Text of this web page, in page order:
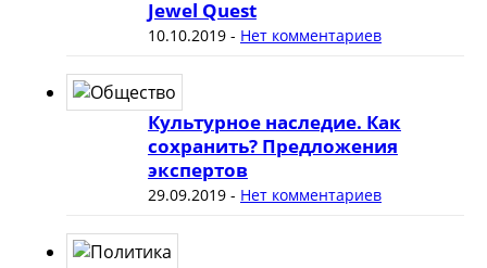
Jewel Quest
10.10.2019- Нет комментариев
Культурное наследие. Как
сохранить? Предложения
экспертов
29.09.2019- Нет комментариев